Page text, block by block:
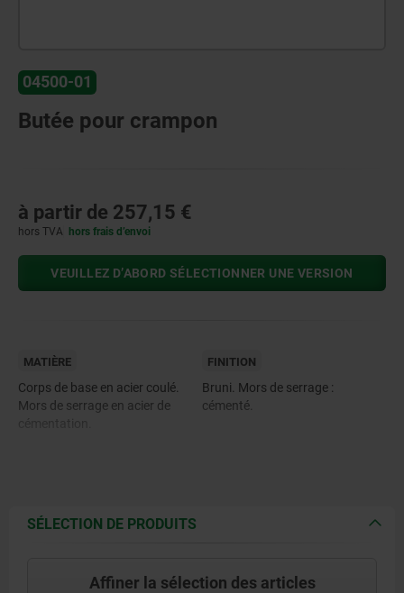
04500-01
Butée pour crampon
à partir de 257,15 €
hors TVA hors frais d’envoi
VEUILLEZ D’ABORD SÉLECTIONNER UNE VERSION
MATIÈRE
Corps de base en acier coulé.
Mors de serrage en acier de
FINITION
Bruni. Mors de serrage :
cémenté.
SÉLECTION DE PRODUITS
Affiner la sélection des articles